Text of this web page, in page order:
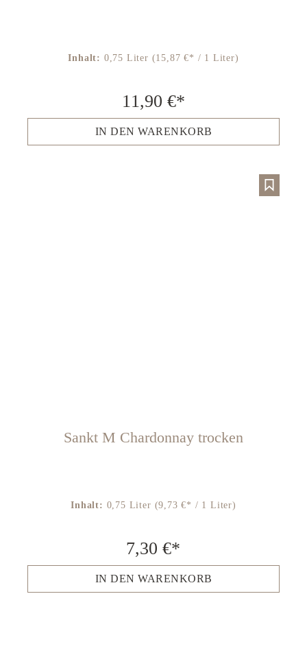
Inhalt: 0,75 Liter (15,87 €* / 1 Liter)
11,90 €*
IN DEN WARENKORB
Sankt M Chardonnay trocken
Inhalt: 0,75 Liter (9,73 €* / 1 Liter)
7,30 €*
IN DEN WARENKORB